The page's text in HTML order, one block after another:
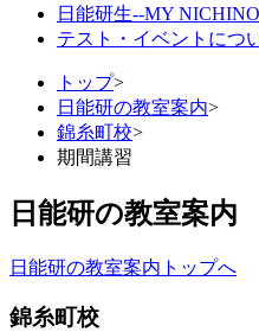
日能研生--MY
テスト・イベントにつ
トップ>
日能研の教室案内>
錦糸町校>
期間講習
日能研の教室案内
日能研の教室案内トップへ
錦糸町校